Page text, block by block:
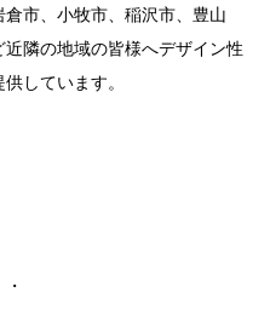
市、小牧市、稲沢市、豊山
隣の地域の皆様へデザイン性
しています。